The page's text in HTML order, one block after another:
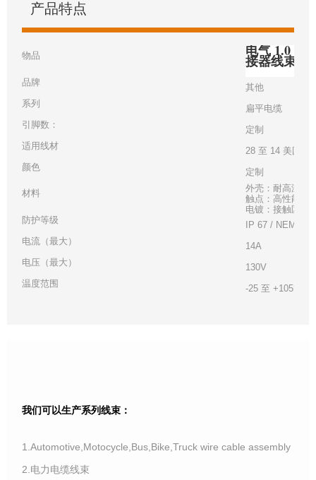
产品特点
物品 电气 1.0 毫
接器线束
品牌
其他
系列
扁平电缆
引脚数：
定制
适用线材
28 至 14 美国线
颜色
定制
材料
外壳：耐高温白
触点：高性能铜
电镀：接触区 -
防护等级
IP 67 / NEMA 6P
电流（最大）
14A
电压（最大）
130V
温度范围
-25 至 +105°C
我们可以生产系列线束：
1.Automotive,Motocycle,Bus,Bike,Truck wire cable assembly
2.电力电缆线束